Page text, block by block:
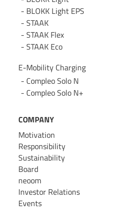
BLOKK Light EPS
STAAK
STAAK Flex
STAAK Eco
E-Mobility Charging
Compleo Solo N
Compleo Solo N+
COMPANY
Motivation
Responsibility
Sustainability
Board
neoom
Investor Relations
Events